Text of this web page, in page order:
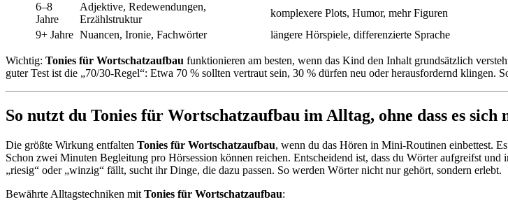
6–8
Jahre
Adjektive, Redewendungen,
Erzählstruktur
komplexere Plots, Humor, mehr Figuren
9+ Jahre Nuancen, Ironie, Fachwörter längere Hörspiele, differenzierte Sprache
Wichtig: Tonies für Wortschatzaufbau funktionieren am besten, wenn das Kind den Inhalt grundsätzlich
guter Test ist die „70/30-Regel“: Etwa 70 % sollten vertraut sein, 30 % dürfen neu oder herausfordernd klingen.
So nutzt du Tonies für Wortschatzaufbau im Alltag, ohne dass es
Die größte Wirkung entfalten Tonies für Wortschatzaufbau, wenn du das Hören in Mini-Routinen einbettest.
Schon zwei Minuten Begleitung pro Hörsession können reichen. Entscheidend ist, dass du Wörter aufgreifst
„riesig“ oder „winzig“ fällt, sucht ihr Dinge, die dazu passen. So werden Wörter nicht nur gehört, sondern erlebt.
Bewährte Alltagstechniken mit Tonies für Wortschatzaufbau: